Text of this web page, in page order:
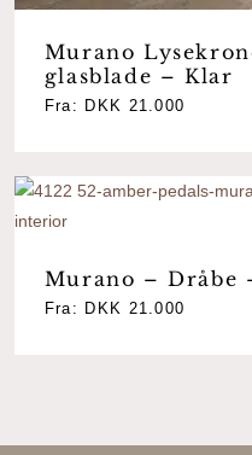
Murano
glasblade – Klar
Fra: DKK 21.000
Murano – Dråbe
Fra: DKK 21.000